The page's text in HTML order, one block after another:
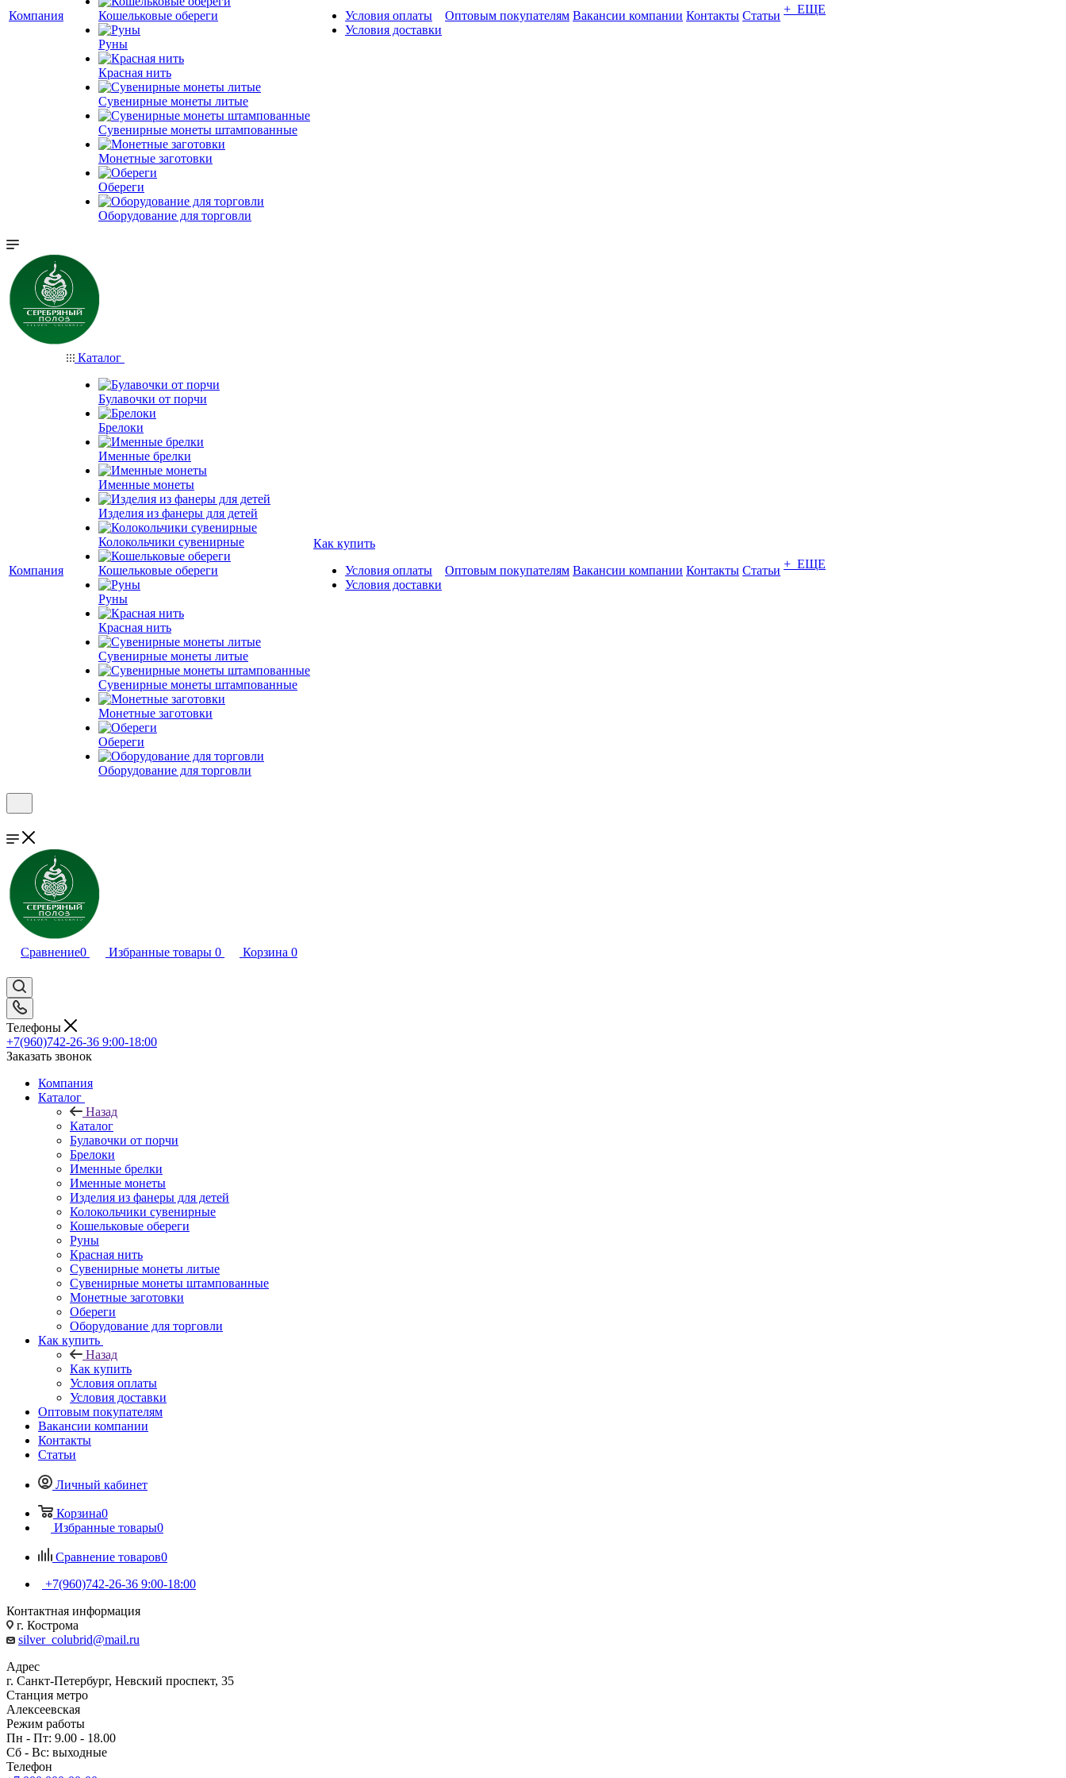
Компания Кошельковые обереги
Руны
Красная нить
Сувенирные монеты литые
Сувенирные монеты штампованные
Монетные заготовки
Обереги
Оборудование для торговли
Условия оплаты
Условия доставки
Оптовым покупателям Вакансии компании Контакты Статьи + ЕЩЕ
Компания
Каталог
Булавочки от порчи
Брелоки
Именные брелки
Именные монеты
Изделия из фанеры для детей
Колокольчики сувенирные
Кошельковые обереги
Руны
Красная нить
Сувенирные монеты литые
Сувенирные монеты штампованные
Монетные заготовки
Обереги
Оборудование для торговли
Как купить
Условия оплаты
Условия доставки
Оптовым покупателям Вакансии компании Контакты Статьи + ЕЩЕ
Сравнение0 Избранные товары 0 Корзина 0
Телефоны
+7(960)742-26-36 9:00-18:00
Заказать звонок
Компания
Каталог
Назад
Каталог
Булавочки от порчи
Брелоки
Именные брелки
Именные монеты
Изделия из фанеры для детей
Колокольчики сувенирные
Кошельковые обереги
Руны
Красная нить
Сувенирные монеты литые
Сувенирные монеты штампованные
Монетные заготовки
Обереги
Оборудование для торговли
Как купить
Назад
Как купить
Условия оплаты
Условия доставки
Оптовым покупателям
Вакансии компании
Контакты
Статьи
Личный кабинет
Корзина0
Избранные товары0
Сравнение товаров0
+7(960)742-26-36 9:00-18:00
Контактная информация
г. Кострома
silver_colubrid@mail.ru
Адрес
г. Санкт-Петербург, Невский проспект, 35
Станция метро
Алексеевская
Режим работы
Пн - Пт: 9.00 - 18.00
Сб - Вс: выходные
Телефон